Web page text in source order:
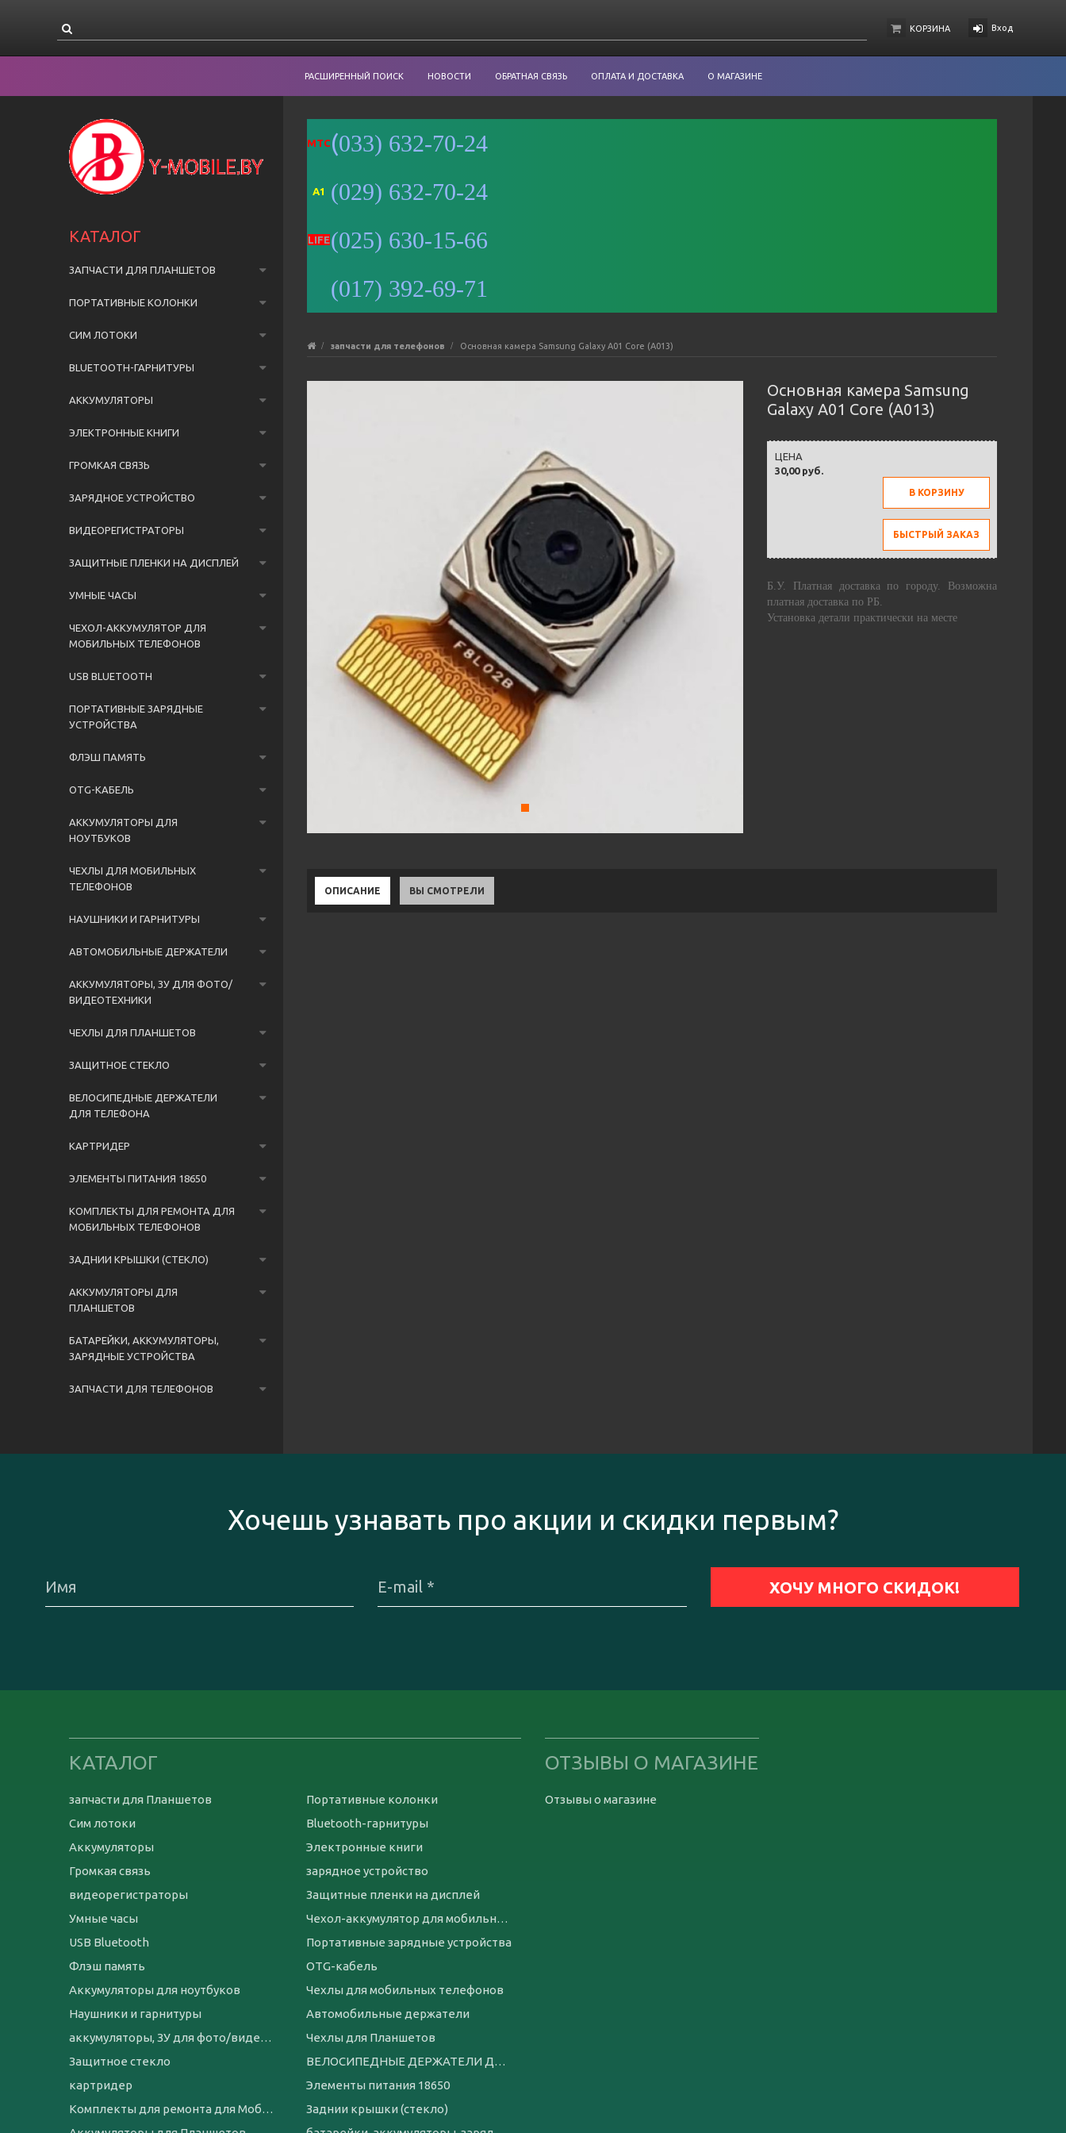
КОРЗИНА Вход
РАСШИРЕННЫЙ ПОИСК НОВОСТИ ОБРАТНАЯ СВЯЗЬ ОПЛАТА И ДОСТАВКА О МАГАЗИНЕ
КАТАЛОГ
ЗАПЧАСТИ ДЛЯ ПЛАНШЕТОВ
ПОРТАТИВНЫЕ КОЛОНКИ
СИМ ЛОТОКИ
BLUETOOTH-ГАРНИТУРЫ
АККУМУЛЯТОРЫ
ЭЛЕКТРОННЫЕ КНИГИ
ГРОМКАЯ СВЯЗЬ
ЗАРЯДНОЕ УСТРОЙСТВО
ВИДЕОРЕГИСТРАТОРЫ
ЗАЩИТНЫЕ ПЛЕНКИ НА ДИСПЛЕЙ
УМНЫЕ ЧАСЫ
ЧЕХОЛ-АККУМУЛЯТОР ДЛЯ
МОБИЛЬНЫХ ТЕЛЕФОНОВ
USB BLUETOOTH
ПОРТАТИВНЫЕ ЗАРЯДНЫЕ
УСТРОЙСТВА
ФЛЭШ ПАМЯТЬ
OTG-КАБЕЛЬ
АККУМУЛЯТОРЫ ДЛЯ
НОУТБУКОВ
ЧЕХЛЫ ДЛЯ МОБИЛЬНЫХ
ТЕЛЕФОНОВ
НАУШНИКИ И ГАРНИТУРЫ
АВТОМОБИЛЬНЫЕ ДЕРЖАТЕЛИ
АККУМУЛЯТОРЫ, ЗУ ДЛЯ ФОТО/
ВИДЕОТЕХНИКИ
ЧЕХЛЫ ДЛЯ ПЛАНШЕТОВ
ЗАЩИТНОЕ СТЕКЛО
ВЕЛОСИПЕДНЫЕ ДЕРЖАТЕЛИ
ДЛЯ ТЕЛЕФОНА
КАРТРИДЕР
ЭЛЕМЕНТЫ ПИТАНИЯ 18650
КОМПЛЕКТЫ ДЛЯ РЕМОНТА ДЛЯ
МОБИЛЬНЫХ ТЕЛЕФОНОВ
ЗАДНИИ КРЫШКИ (СТЕКЛО)
АККУМУЛЯТОРЫ ДЛЯ
ПЛАНШЕТОВ
БАТАРЕЙКИ, АККУМУЛЯТОРЫ,
ЗАРЯДНЫЕ УСТРОЙСТВА
ЗАПЧАСТИ ДЛЯ ТЕЛЕФОНОВ
MTC (033) 632-70-24
A1 (029) 632-70-24
LIFE(025) 630-15-66
(017) 392-69-71
запчасти для телефонов Основная камера Samsung Galaxy A01 Core (A013)
Основная камера Samsung
Galaxy A01 Core (A013)
30,00 руб.
ЦЕНА
В КОРЗИНУ
БЫСТРЫЙ ЗАКАЗ
Б.У. Платная доставка по городу. Возможна
платная доставка по РБ.
Установка детали практически на месте
ОПИСАНИЕ ВЫ СМОТРЕЛИ
Хочешь узнавать про акции и скидки первым?
КАТАЛОГ
запчасти для Планшетов
Портативные колонки
Сим лотоки
Bluetooth-гарнитуры
Аккумуляторы
Электронные книги
Громкая связь
зарядное устройство
видеорегистраторы
Защитные пленки на дисплей
Умные часы
Чехол-аккумулятор для мобильных телефонов
USB Bluetooth
Портативные зарядные устройства
Флэш память
OTG-кабель
Аккумуляторы для ноутбуков
Чехлы для мобильных телефонов
Наушники и гарнитуры
Автомобильные держатели
аккумуляторы, ЗУ для фото/видеотехники
Чехлы для Планшетов
Защитное стекло
ВЕЛОСИПЕДНЫЕ ДЕРЖАТЕЛИ ДЛЯ ТЕЛЕФОНА
картридер
Элементы питания 18650
Комплекты для ремонта для Мобильных телефонов
Заднии крышки (стекло)
ОТЗЫВЫ О МАГАЗИНЕ
Отзывы о магазине